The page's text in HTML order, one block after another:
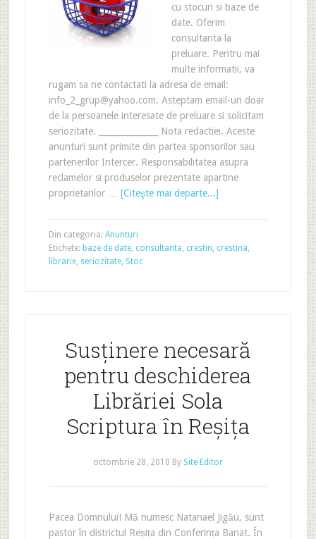
cu stocuri si baze de
date. Oferim
consultanta la
preluare. Pentru mai
multe informatii, va
rugam sa ne contactati la adresa de email:
info_2_grup@yahoo.com. Asteptam email-uri doar
de la persoanele interesate de preluare si solicitam
seriozitate. ______________ Nota redactiei. Aceste
anunturi sunt primite din partea sponsorilor sau
partenerilor Intercer. Responsabilitatea asupra
reclamelor si produselor prezentate apartine
proprietarilor … [Citeşte mai departe...]
Din categoria: Anunturi
Etichete: baze de date, consultanta, crestin, crestina,
librarie, seriozitate, Stoc
Susținere necesară
pentru deschiderea
Librăriei Sola
Scriptura în Reșița
octombrie 28, 2010 By Site Editor
Pacea Domnului! Mă numesc Natanael Jigău, sunt
pastor în districtul Reșița din Conferința Banat. În